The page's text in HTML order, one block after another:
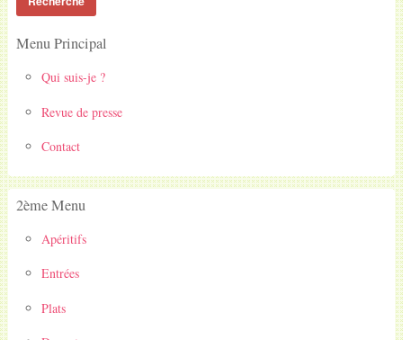
Menu Principal
Qui suis-je ?
Revue de presse
Contact
2ème Menu
Apéritifs
Entrées
Plats